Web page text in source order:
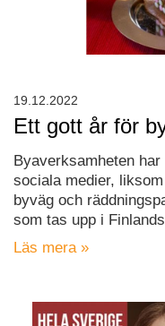
Ett gott år för
Byaverksamheten
sociala medier,
byväg och
som tas upp i
Läs mera »
19.12.2022